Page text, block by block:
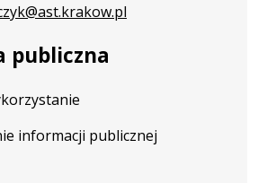
publiczna
informacji publicznej